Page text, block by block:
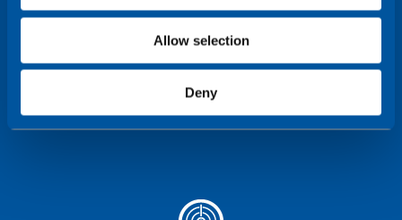
Allow selection
Deny